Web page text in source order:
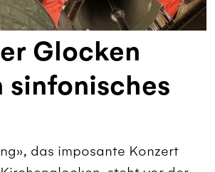
Glocken
sinfonisches
das imposante Konzert